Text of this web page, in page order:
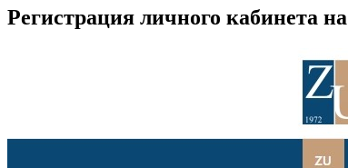
Регистрация личного кабинета